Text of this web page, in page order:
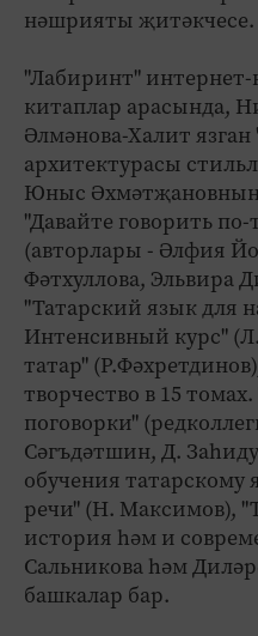
нәшрияты җитәкчесе.
"Лабиринт" интернет-
китаплар арасында,
Әлмәнова-Халит
архитектурасы
Юныс
"Давайте говорить
(авторлары - Әлфия
Фәтхуллова, Эльвира
"Татарский язык для
Интенсивный курс"
татар"
творчество в 15
поговорки"
Сәгъдәтшин, Д.
обучения татарскому
речи" (Н. Максимов),
история һәм и
Сальникова һәм
башкалар бар.